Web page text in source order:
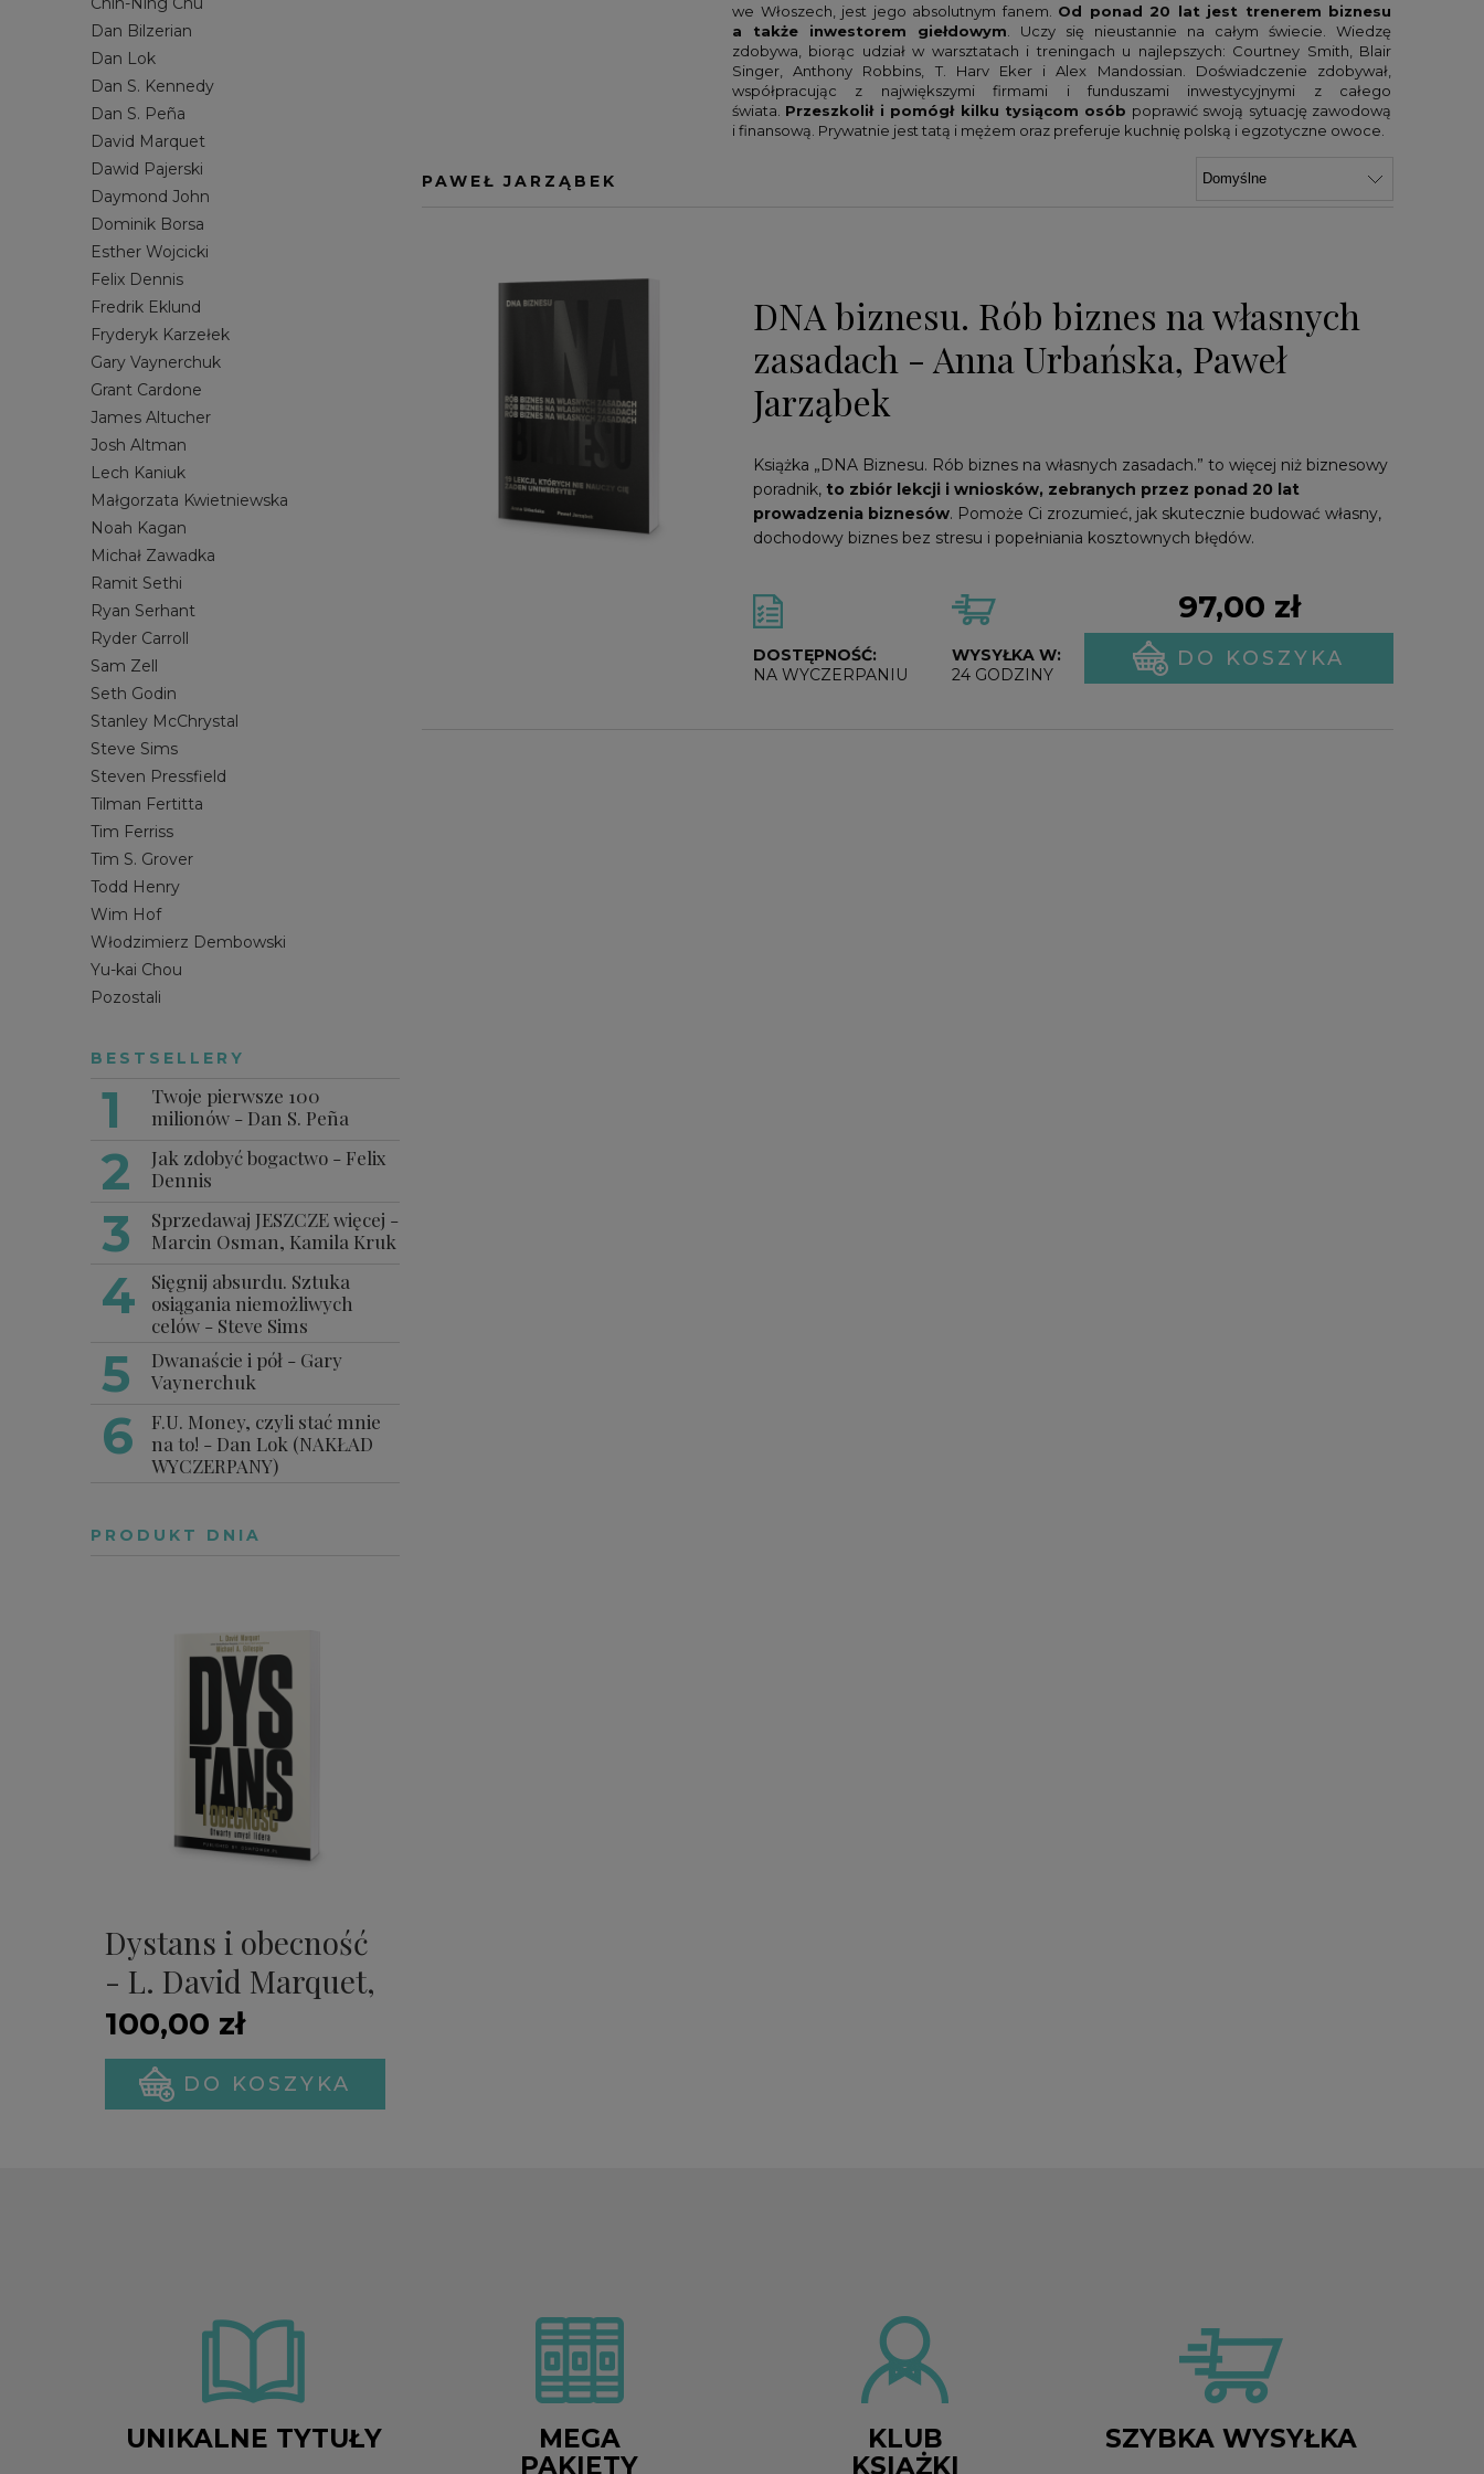
MORSOWANIE
ROZWÓJ I PSYCHOLOGIA
SAMOROZWÓJ
SPRZEDAŻ
WĘDKARSTWO
ZARZĄDZANIE
JOSH ALTMAN
MAŁGORZATA KWIETNIEWSKA
NOAH KAGAN
RAMIT SETHI
RYAN SERHANT
SAM ZELL
SETH GODIN
STEVE SIMS
STEVEN PRESSFIELD
TIM S. GROVER
WŁODZIMIERZ DEMBOWSKI
Dan Bilzerian
Dan Lok
Dan S. Kennedy
Dan S. Peña
David Marquet
Dawid Pajerski
Daymond John
Dominik Borsa
Esther Wojcicki
Felix Dennis
Fredrik Eklund
Fryderyk Karzełek
Gary Vaynerchuk
Grant Cardone
James Altucher
Josh Altman
Lech Kaniuk
Małgorzata Kwietniewska
Noah Kagan
Michał Zawadka
Ramit Sethi
Ryan Serhant
Ryder Carroll
Sam Zell
Seth Godin
Stanley McChrystal
Steve Sims
Steven Pressfield
Tilman Fertitta
Tim Ferriss
Tim S. Grover
Todd Henry
Wim Hof
Włodzimierz Dembowski
Yu-kai Chou
Pozostali
BESTSELLERY
Twoje pierwsze 100
milionów - Dan S. Peña
Jak zdobyć bogactwo - Felix
Dennis
Sprzedawaj JESZCZE więcej -
Marcin Osman, Kamila Kruk
Sięgnij absurdu. Sztuka
osiągania niemożliwych
celów - Steve Sims
Dwanaście i pół - Gary
Vaynerchuk
F.U. Money, czyli stać mnie
na to! - Dan Lok (NAKŁAD
WYCZERPANY)
PRODUKT DNIA
Dystans i obecność
- L. David Marquet,
Michael A. Gillespie
(PREMIERA)
100,00 zł
DO KOSZYKA
we Włoszech, jest jego absolutnym fanem. Od ponad 20 lat jest trenerem biznesu
a także inwestorem giełdowym . Uczy się nieustannie na całym świecie. Wiedzę
zdobywa, biorąc udział w warsztatach i treningach u najlepszych: Courtney Smith, Blair
Singer, Anthony Robbins, T. Harv Eker i Alex Mandossian. Doświadczenie zdobywał,
współpracując z największymi firmami i funduszami inwestycyjnymi z całego
świata. Przeszkolił i pomógł kilku tysiącom osób poprawić swoją sytuację zawodową
i finansową. Prywatnie jest tatą i mężem oraz preferuje kuchnię polską i egzotyczne owoce.
PAWEŁ JARZĄBEK
DNA biznesu. Rób biznes na własnych
zasadach - Anna Urbańska, Paweł
Jarząbek
Książka „DNA Biznesu. Rób biznes na własnych zasadach.” to więcej niż biznesowy
poradnik, to zbiór lekcji i wniosków, zebranych przez ponad 20 lat
prowadzenia biznesów. Pomoże Ci zrozumieć, jak skutecznie budować własny,
dochodowy biznes bez stresu i popełniania kosztownych błędów.
DOSTĘPNOŚĆ:
NA WYCZERPANIU
WYSYŁKA W:
24 GODZINY
97,00 zł
DO KOSZYKA
UNIKALNE TYTUŁY
MEGA
PAKIETY
KLUB
KSIĄŻKI
SZYBKA WYSYŁKA